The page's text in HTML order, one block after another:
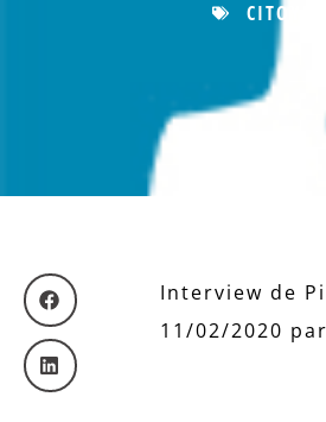
Interview de
11/02/2020